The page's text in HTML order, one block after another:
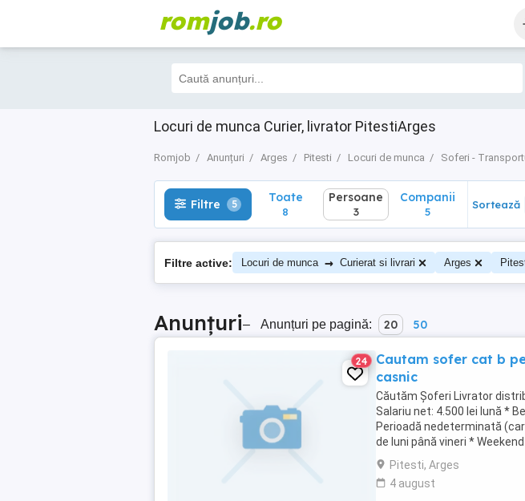
romjob.ro
Locuri de munca Curier, livrator PitestiArges
Romjob Anunțuri Arges Pitesti Locuri de munca Soferi -
Filtre 5 Toate
8
Filtre 5 Toate
8
Persoane
3
Companii
5
Sortează
Filtre active: Locuri de munca → Curierat si livrari Arges
Anunțuri– Anunțuri pe pagină: 20 50
24
Cautam sofer cat b
casnic
Căutăm Șoferi Livrator
Salariu net: 4.500 lei lună *
Perioadă nedeterminată
de luni până vineri *
Transportul ...
Pitesti, Arges
4 august